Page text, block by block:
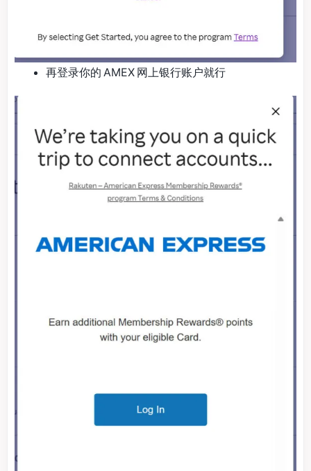
再登录你的 AMEX 网上银行账户就行